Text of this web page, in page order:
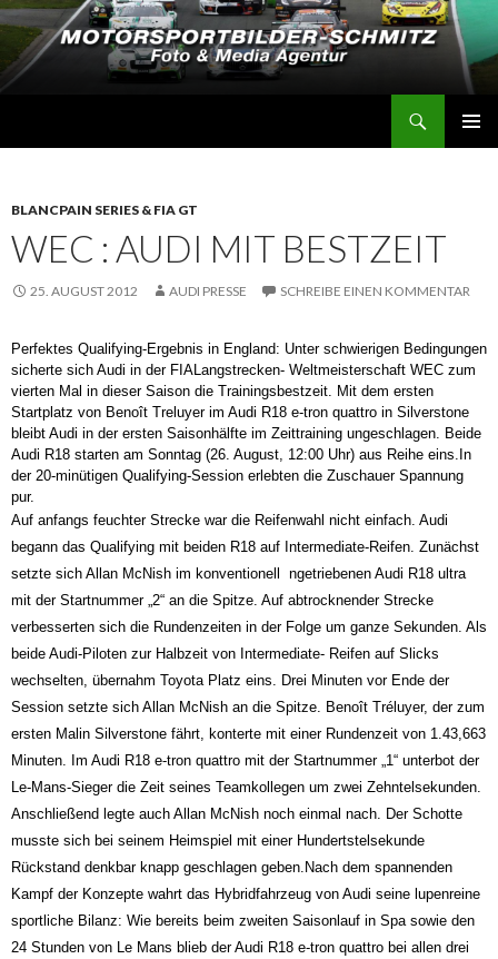
BLANCPAIN SERIES & FIA GT
WEC : AUDI MIT BESTZEIT
25. AUGUST 2012 AUDI PRESSE SCHREIBE EINEN KOMMENTAR
Perfektes Qualifying-Ergebnis in England: Unter schwierigen Bedingungen
sicherte sich Audi in der FIALangstrecken- Weltmeisterschaft WEC zum
vierten Mal in dieser Saison die Trainingsbestzeit. Mit dem ersten
Startplatz von Benoît Treluyer im Audi R18 e-tron quattro in Silverstone
bleibt Audi in der ersten Saisonhälfte im Zeittraining ungeschlagen. Beide
Audi R18 starten am Sonntag (26. August, 12:00 Uhr) aus Reihe eins. In
der 20-minütigen Qualifying-Session erlebten die Zuschauer Spannung
pur.
Auf anfangs feuchter Strecke war die Reifenwahl nicht einfach. Audi
begann das Qualifying mit beiden R18 auf Intermediate-Reifen. Zunächst
setzte sich Allan McNish im konventionell
ngetriebenen Audi R18 ultra
mit der Startnummer „2“ an die Spitze. Auf abtrocknender Strecke
verbesserten sich die Rundenzeiten in der Folge um ganze Sekunden. Als
beide Audi-Piloten zur Halbzeit von Intermediate- Reifen auf Slicks
wechselten, übernahm Toyota Platz eins. Drei Minuten vor Ende der
Session setzte sich Allan McNish an die Spitze. Benoît Tréluyer, der zum
ersten Mal in Silverstone fährt, konterte mit einer Rundenzeit von 1.43,663
Minuten. Im Audi R18 e-tron quattro mit der Startnummer „1“ unterbot der
Le-Mans-Sieger die Zeit seines Teamkollegen um zwei Zehntelsekunden.
Anschließend legte auch Allan McNish noch einmal nach. Der Schotte
musste sich bei seinem Heimspiel mit einer Hundertstelsekunde
Rückstand denkbar knapp geschlagen geben. Nach dem spannenden
Kampf der Konzepte wahrt das Hybridfahrzeug von Audi seine lupenreine
sportliche Bilanz: Wie bereits beim zweiten Saisonlauf in Spa sowie den
24 Stunden von Le Mans blieb der Audi R18 e-tron quattro bei allen drei